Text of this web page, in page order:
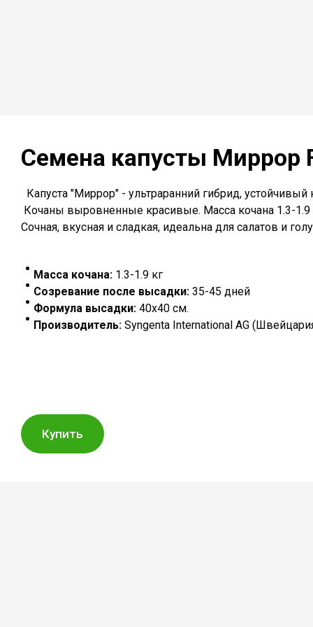
Семена капусты Миррор
Капуста "Миррор" - ультраранний гибрид,
Кочаны выровненные красивые. Масса кочана 1.3-1.9
Сочная, вкусная и сладкая, идеальна для салатов и
Масса кочана: 1.3-1.9 кг
Созревание после высадки: 35-45 дней
Формула высадки: 40х40 см.
Производитель: Syngenta International AG
Купить